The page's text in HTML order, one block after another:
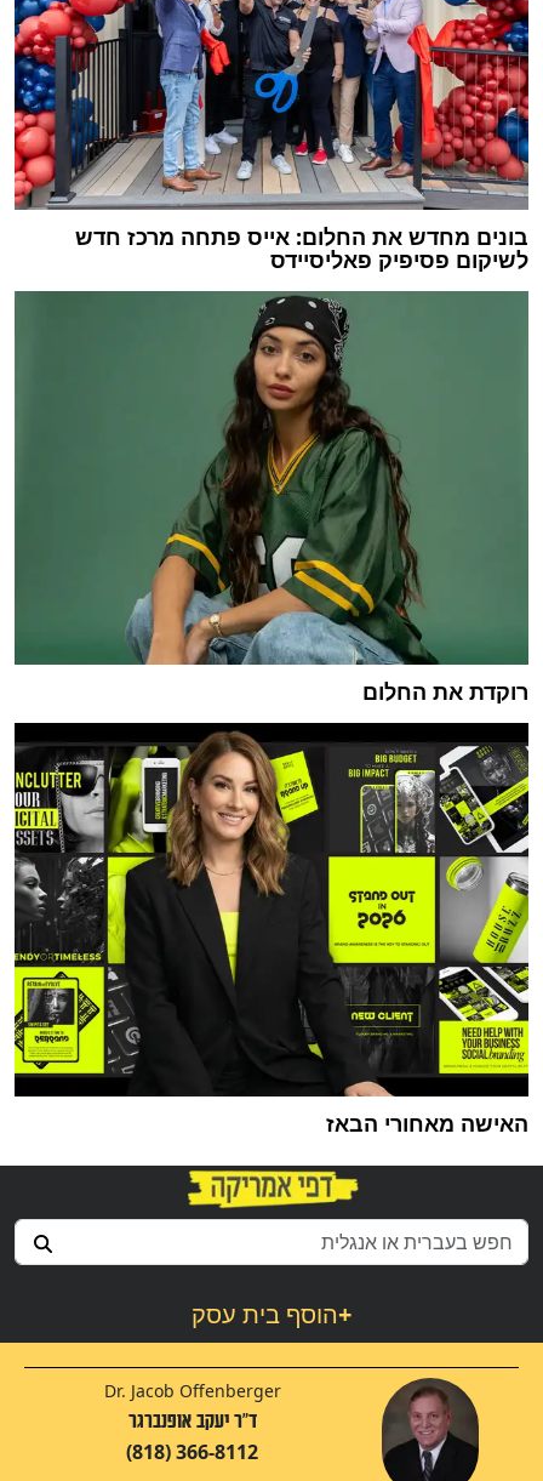
בונים מחדש את החלום: אייס פתחה מרכז חדש
לשיקום פסיפיק פאליסיידס
רוקדת את החלום
האישה מאחורי הבאז
הוסף בית עסק+
Dr. Jacob Offenberger
ד"ר יעקב אופנברגר
(818) 366-8112